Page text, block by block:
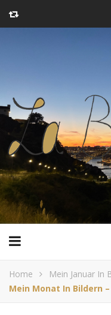
Home
Mein Januar In
Mein Monat In Bildern